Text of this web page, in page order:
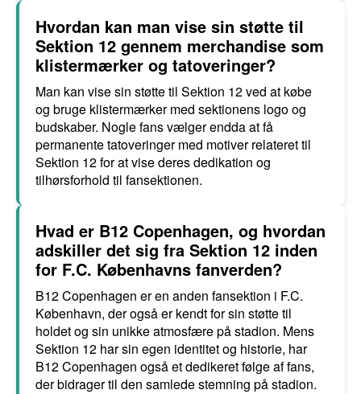
Hvordan kan man vise sin støtte til
Sektion 12 gennem merchandise som
klistermærker og tatoveringer?
Man kan vise sin støtte til Sektion 12 ved at købe
og bruge klistermærker med sektionens logo og
budskaber. Nogle fans vælger endda at få
permanente tatoveringer med motiver relateret til
Sektion 12 for at vise deres dedikation og
tilhørsforhold til fansektionen.
Hvad er B12 Copenhagen, og hvordan
adskiller det sig fra Sektion 12 inden
for F.C. Københavns fanverden?
B12 Copenhagen er en anden fansektion i F.C.
København, der også er kendt for sin støtte til
holdet og sin unikke atmosfære på stadion. Mens
Sektion 12 har sin egen identitet og historie, har
B12 Copenhagen også et dedikeret følge af fans,
der bidrager til den samlede stemning på stadion.